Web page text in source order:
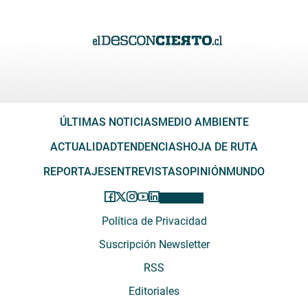
ÚLTIMAS NOTICIASMEDIO AMBIENTE
ACTUALIDADTENDENCIASHOJA DE RUTA
REPORTAJESENTREVISTASOPINIÓNMUNDO
Política de Privacidad
Suscripción Newsletter
RSS
Editoriales